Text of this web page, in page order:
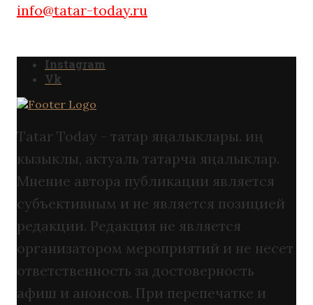
info@tatar-today.ru
Instagram
Vk
Tatar Today - татар яңалыклары. иң
кызыклы, актуаль татарча яңалыклар.
Мнение автора публикации является
субъективным и не является позицией
редакции. Редакция не является
организатором мероприятий и не несет
ответственность за достоверность
афиш и анонсов. При перепечатке и